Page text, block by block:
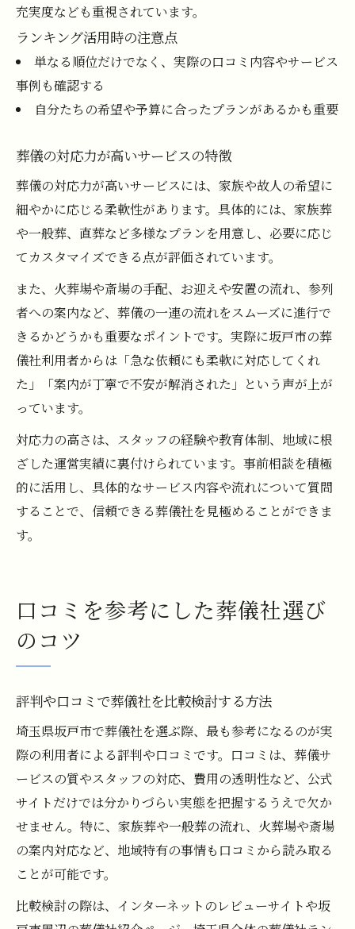
充実度なども重視されています。
ランキング活用時の注意点
単なる順位だけでなく、実際の口コミ内容やサービス
事例も確認する
自分たちの希望や予算に合ったプランがあるかも重要
葬儀の対応力が高いサービスの特徴
葬儀の対応力が高いサービスには、家族や故人の希望に
細やかに応じる柔軟性があります。具体的には、家族葬
や一般葬、直葬など多様なプランを用意し、必要に応じ
てカスタマイズできる点が評価されています。
また、火葬場や斎場の手配、お迎えや安置の流れ、参列
者への案内など、葬儀の一連の流れをスムーズに進行で
きるかどうかも重要なポイントです。実際に坂戸市の葬
儀社利用者からは「急な依頼にも柔軟に対応してくれ
た」「案内が丁寧で不安が解消された」という声が上が
っています。
対応力の高さは、スタッフの経験や教育体制、地域に根
ざした運営実績に裏付けられています。事前相談を積極
的に活用し、具体的なサービス内容や流れについて質問
することで、信頼できる葬儀社を見極めることができま
す。
口コミを参考にした葬儀社選び
のコツ
評判や口コミで葬儀社を比較検討する方法
埼玉県坂戸市で葬儀社を選ぶ際、最も参考になるのが実
際の利用者による評判や口コミです。口コミは、葬儀サ
ービスの質やスタッフの対応、費用の透明性など、公式
サイトだけでは分かりづらい実態を把握するうえで欠か
せません。特に、家族葬や一般葬の流れ、火葬場や斎場
の案内対応など、地域特有の事情も口コミから読み取る
ことが可能です。
比較検討の際は、インターネットのレビューサイトや坂